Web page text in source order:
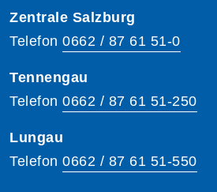
Zentrale Salzburg
Telefon 0662 / 87 61 51-0
Tennengau
Telefon 0662 / 87 61 51-250
Lungau
Telefon 0662 / 87 61 51-550